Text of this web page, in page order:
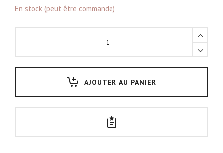
En stock (peut être commandé)
jour
bois
AJOUTER AU PANIER